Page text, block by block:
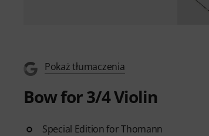
Pokaż tłumaczenia
Bow for 3/4 Violin
Special Edition for Thomann